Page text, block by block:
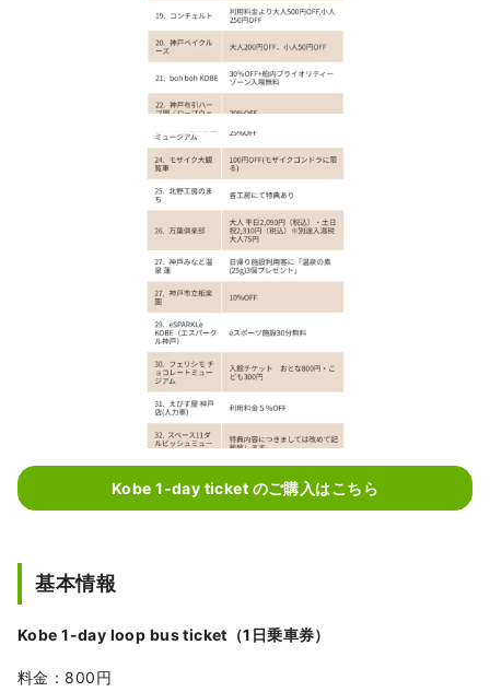
Kobe 1-day ticket のご購入はこちら
基本情報
Kobe 1-day loop bus ticket（1日乗車券）
料金：800円